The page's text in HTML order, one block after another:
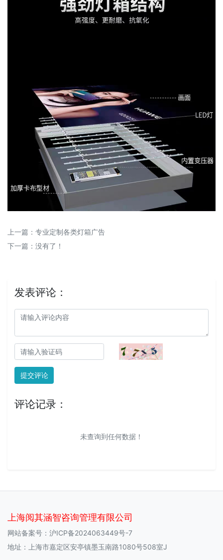
上一篇： 专业定制各类灯箱广告
下一篇：没有了！
发表评论：
提交评论
评论记录：
未查询到任何数据！
上海阅其涵智咨询管理有限公司
网站备案号： 沪ICP备2024063449号-7
地址：上海市嘉定区安亭镇墨玉南路1080号508室J